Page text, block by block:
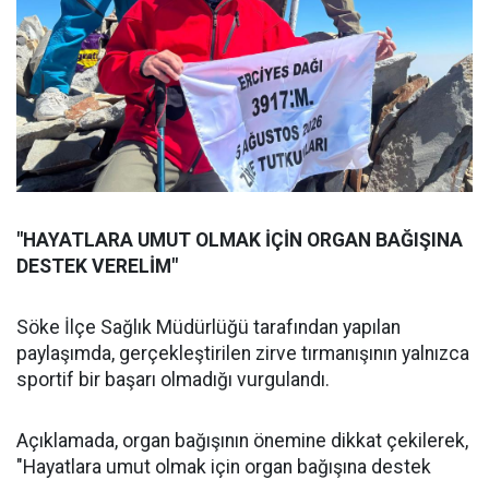
"HAYATLARA UMUT OLMAK İÇİN ORGAN BAĞIŞINA
DESTEK VERELİM"
Söke İlçe Sağlık Müdürlüğü tarafından yapılan
paylaşımda, gerçekleştirilen zirve tırmanışının yalnızca
sportif bir başarı olmadığı vurgulandı.
Açıklamada, organ bağışının önemine dikkat çekilerek,
"Hayatlara umut olmak için organ bağışına destek